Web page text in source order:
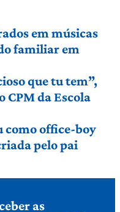
em músicas
familiar em
que tu tem”,
CPM da Escola
como office-boy
pelo pai
as